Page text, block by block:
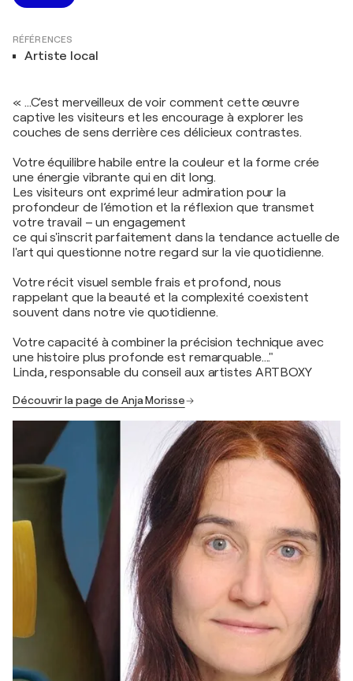
RÉFÉRENCES
Artiste local
« ...C'est merveilleux de voir comment cette œuvre
captive les visiteurs et les encourage à explorer les
couches de sens derrière ces délicieux contrastes.
Votre équilibre habile entre la couleur et la forme crée
une énergie vibrante qui en dit long.
Les visiteurs ont exprimé leur admiration pour la
profondeur de l’émotion et la réflexion que transmet
votre travail – un engagement
ce qui s'inscrit parfaitement dans la tendance actuelle de
l'art qui questionne notre regard sur la vie quotidienne.
Votre récit visuel semble frais et profond, nous
rappelant que la beauté et la complexité coexistent
souvent dans notre vie quotidienne.
Votre capacité à combiner la précision technique avec
une histoire plus profonde est remarquable...."
Linda, responsable du conseil aux artistes ARTBOXY
Découvrir la page de Anja Morisse